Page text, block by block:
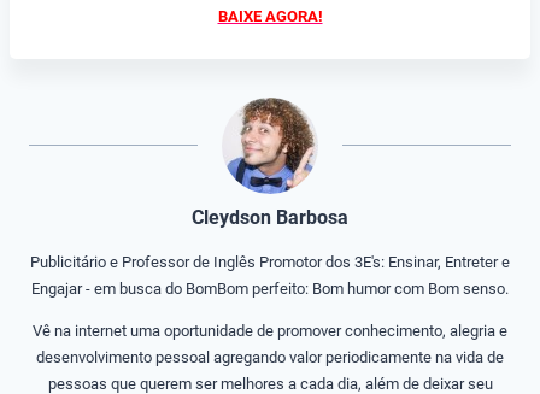
BAIXE AGORA!
Cleydson Barbosa
Publicitário e Professor de Inglês Promotor dos 3E's: Ensinar, Entreter e
Engajar - em busca do BomBom perfeito: Bom humor com Bom senso.
Vê na internet uma oportunidade de promover conhecimento, alegria e
desenvolvimento pessoal agregando valor periodicamente na vida de
pessoas que querem ser melhores a cada dia, além de deixar seu